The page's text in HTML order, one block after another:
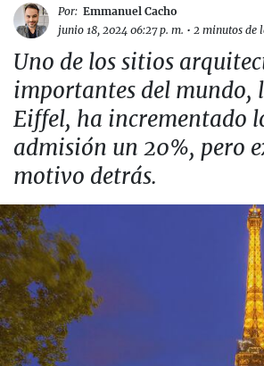
Por: Emmanuel Cacho
junio 18, 2024 06:27 p. m. • 2 minutos de
Uno de los sitios
importantes del mundo,
Eiffel, ha incrementado
admisión un 20%, pero
motivo detrás.